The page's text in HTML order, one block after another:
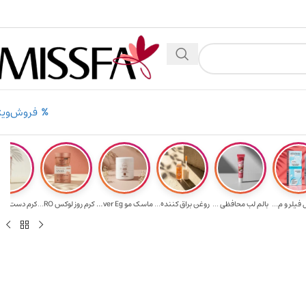
۲٪ تخفیف روی سبد خرید برای روش کارت به کارت
فیلر و م... بالم لب محافظی ... روغن براق کننده... ماسک مو Ever Eg... کرم روز لوکس RO...